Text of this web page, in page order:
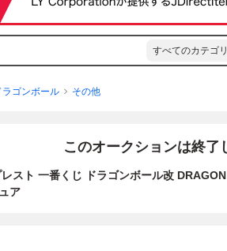
すべてのカテゴリ
ラゴンボール その他
このオークションは終了
スト 一番くじ ドラゴンボール改
ア